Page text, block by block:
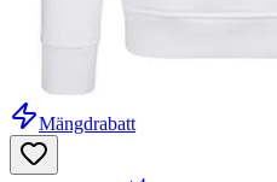
Mängdrabatt